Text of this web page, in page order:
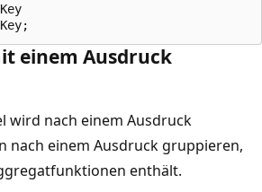
einem Ausdruck
wird nach einem Ausdruck
nach einem Ausdruck gruppieren,
enthält.